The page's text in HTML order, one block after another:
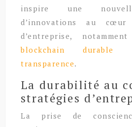
inspire une
d’innovations au cœur
d’entreprise,
blockchain durable
transparence.
La durabilité au
stratégies
La prise de